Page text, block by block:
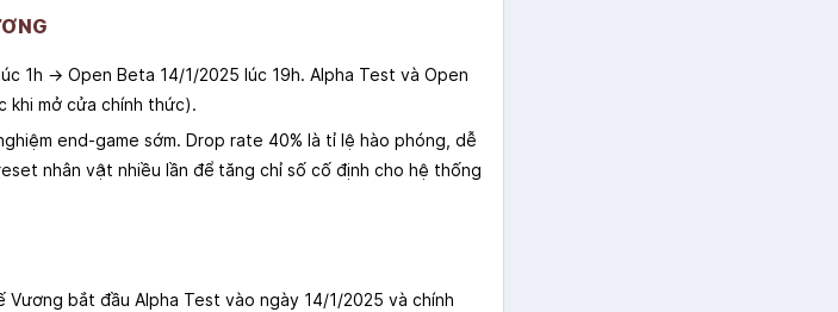
1h → Open Beta 14/1/2025 lúc 19h. Alpha Test và Open
khi mở cửa chính thức).
end-game sớm. Drop rate 40% là tỉ lệ hào phóng, dễ
nhân vật nhiều lần để tăng chỉ số cố định cho hệ thống
Vương bắt đầu Alpha Test vào ngày 14/1/2025 và chính